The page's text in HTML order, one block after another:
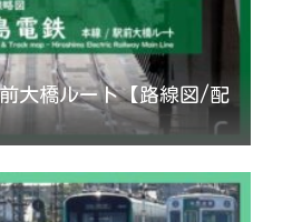
大橋ルート【路線図/配